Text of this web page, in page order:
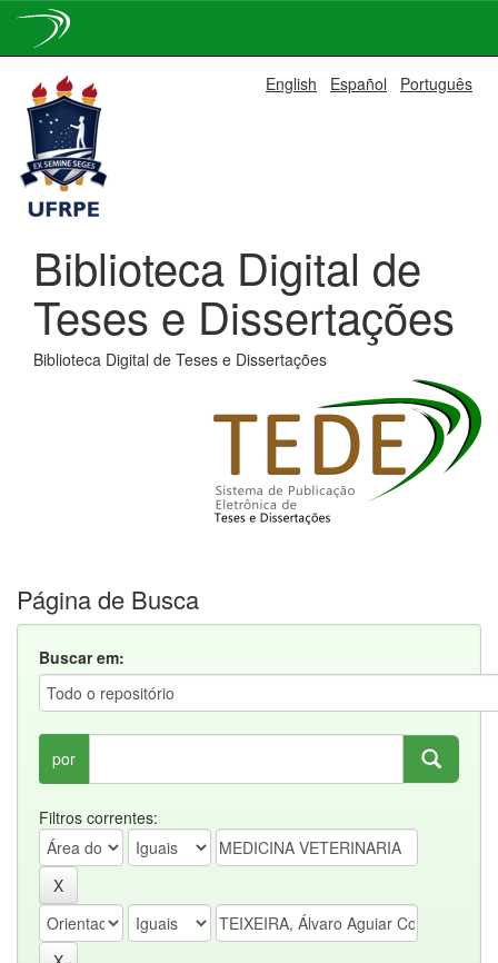
navigation
English Español Português
Biblioteca Digital de
Teses e Dissertações
Biblioteca Digital de Teses e Dissertações
Página de Busca
Buscar em:
por
Filtros correntes: